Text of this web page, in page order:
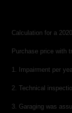
Calculation for a
Purchase price with
1. Impairment per
2. Technical
3. Garaging was